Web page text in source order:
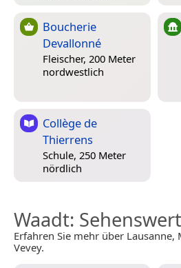
Boucherie
Devallonné
Fleischer, 200 Meter
nordwestlich
Collège de
Thierrens
Schule, 250 Meter
nördlich
Waadt:
Erfahren Sie mehr über
Vevey.